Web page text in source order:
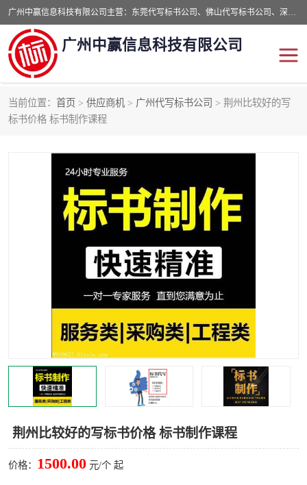
广州中赢信息科技有限公司主营：东莞代写标书公司、佛山代写标书公司、深圳代写标书公司等,食品类标书、工程类类标书,经验丰富的标书制作团队,24小时加急服务,多对一服务。
广州中赢信息科技有限公司
当前位置： 首页 > 供应商机 > 广州代写标书公司 > 荆州比较好的写
标书价格 标书制作课程
荆州比较好的写标书价格 标书制作课程
价格： 1500.00 元/个 起
东莞代写标书公司
深圳代写标书公司 广州代写标书公司